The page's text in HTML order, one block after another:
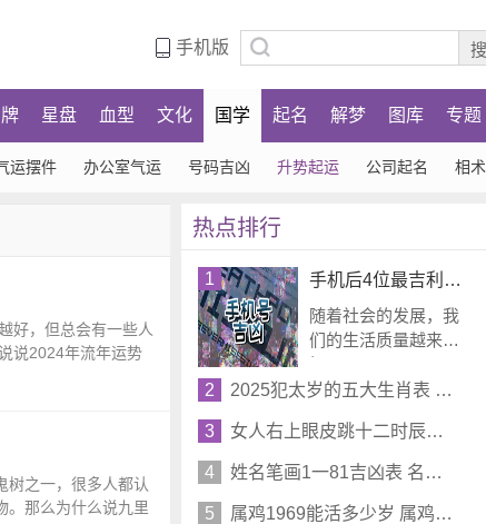
手机版
星盘 血型 文化 国学 起名 解梦 图库 专题
运摆件 办公室气运 号码吉凶 升势起运 公司起名 相术
好，但总会有一些人
说2024年流年运势
树之一，很多人都认
。那么为什么说九里
热点排行
1
手机后4位最吉利100分 寓意好的手机尾数
随着社会的发展，我
们的生活质量越来越
2
2025犯太岁的五大生肖表 2025犯太岁一览表
3 女人右上眼皮跳十二时辰预兆 眼跳的别名
4 姓名笔画1一81吉凶表 名字数理怎么算
5 属鸡1969能活多少岁 属鸡寿命